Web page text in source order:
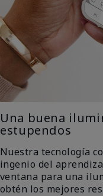
Una buena
estupendos
Nuestra tecnología
ingenio del
ventana para una
obtén los mejores